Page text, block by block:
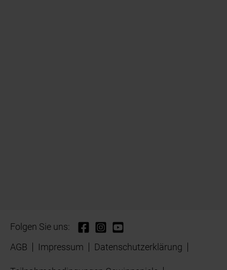
Folgen Sie uns:
AGB
Impressum Datenschutzerklärung